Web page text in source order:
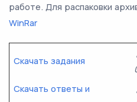
работе. Для распаковки
WinRar
Скачать задания
Скачать ответы и